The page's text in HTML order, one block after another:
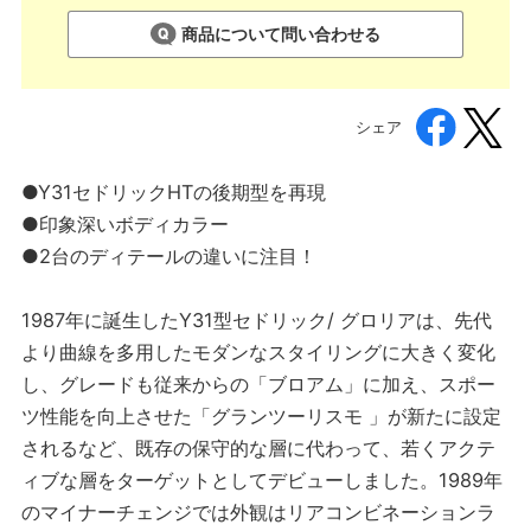
商品について問い合わせる
シェア
●Y31セドリックHTの後期型を再現
●印象深いボディカラー
●2台のディテールの違いに注目！
1987年に誕生したY31型セドリック/ グロリアは、先代
より曲線を多用したモダンなスタイリングに大きく変化
し、グレードも従来からの「ブロアム」に加え、スポー
ツ性能を向上させた「グランツーリスモ 」が新たに設定
されるなど、既存の保守的な層に代わって、若くアクテ
ィブな層をターゲットとしてデビューしました。1989年
のマイナーチェンジでは外観はリアコンビネーションラ